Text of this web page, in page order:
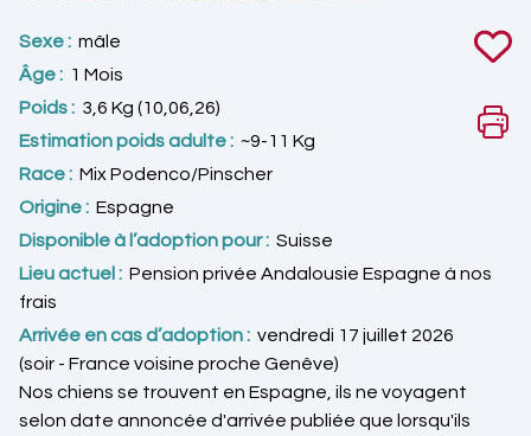
Sexe : mâle
Âge : 1 Mois
Poids : 3,6 Kg (10,06,26)
Estimation poids adulte : ~9-11 Kg
Race : Mix Podenco/Pinscher
Origine : Espagne
Disponible à l’adoption pour : Suisse
Lieu actuel : Pension privée Andalousie Espagne à nos
frais
Arrivée en cas d’adoption : vendredi 17 juillet 2026
(soir - France voisine proche Genêve)
Nos chiens se trouvent en Espagne, ils ne voyagent
selon date annoncée d'arrivée publiée que lorsqu'ils